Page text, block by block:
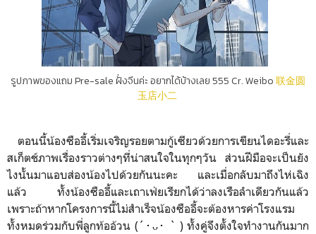
รูปภาพของแถม Pre-sale ฝั่งจีนค่ะ อยากได้บ้างเลย 555 Cr. Weibo联金圆
玉店小二
ตอนนี้น้องซืออี้เริ่มเจริญรอยตามกู้เซียวด้วยการเขียนไดอะรี่และ
สเก็ตช์ภาพเรื่องราวต่างๆที่น่าสนใจในทุกๆวัน ส่วนฝีมือจะเป็นยัง
ไงนั้นมาแอบส่องน้องไปด้วยกันนะคะ และเมื่อกลับมาถึงไห่เฉิง
แล้ว ทั้งน้องซืออี้และเถาเฟ่ยเรียกได้ว่าลงเรือลำเดียวกันแล้ว
เพราะถ้าหากโครงการนี้ไม่สำเร็จน้องซืออี้จะต้องหารค่าโรงแรม
ทั้งหมดร่วมกับพี่ลูกท้ออ้วน (´･ᴗ･ ` ) ทั้งคู่จึงตั้งใจทำงานกันมาก